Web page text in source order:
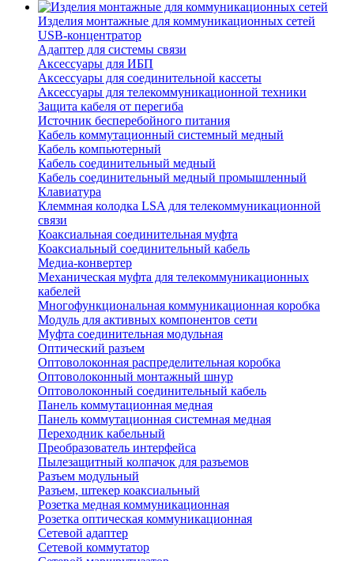
Изделия монтажные для коммуникационных сетей
USB-концентратор
Адаптер для системы связи
Аксессуары для ИБП
Аксессуары для соединительной кассеты
Аксессуары для телекоммуникационной техники
Защита кабеля от перегиба
Источник бесперебойного питания
Кабель коммутационный системный медный
Кабель компьютерный
Кабель соединительный медный
Кабель соединительный медный промышленный
Клавиатура
Клеммная колодка LSA для телекоммуникационной
связи
Коаксиальная соединительная муфта
Коаксиальный соединительный кабель
Медиа-конвертер
Механическая муфта для телекоммуникационных
кабелей
Многофункциональная коммуникационная коробка
Модуль для активных компонентов сети
Муфта соединительная модульная
Оптический разъем
Оптоволоконная распределительная коробка
Оптоволоконный монтажный шнур
Оптоволоконный соединительный кабель
Панель коммутационная медная
Панель коммутационная системная медная
Переходник кабельный
Преобразователь интерфейса
Пылезащитный колпачок для разъемов
Разъем модульный
Разъем, штекер коаксиальный
Розетка медная коммуникационная
Розетка оптическая коммуникационная
Сетевой адаптер
Сетевой коммутатор